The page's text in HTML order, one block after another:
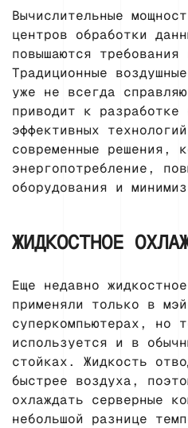
Вычислительные
центров обработки
повышаются
Традиционные
уже не всегда
приводит к
эффективных
современные решения,
энергопотребление,
оборудования и
ЖИДКОСТНОЕ
Еще недавно
применяли только в
суперкомпьютерах, но
используется и в
стойках. Жидкость
быстрее воздуха,
охлаждать серверные
небольшой разнице